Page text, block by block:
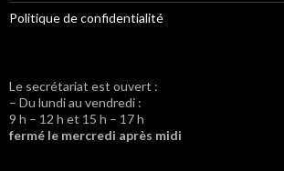
Politique de confidentialité
Le secrétariat est ouvert :
– Du lundi au vendredi :
9 h – 12 h et 15 h – 17 h
fermé le mercredi après midi